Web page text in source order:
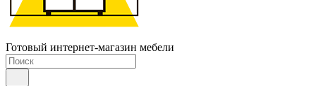
Готовый интернет-магазин мебели